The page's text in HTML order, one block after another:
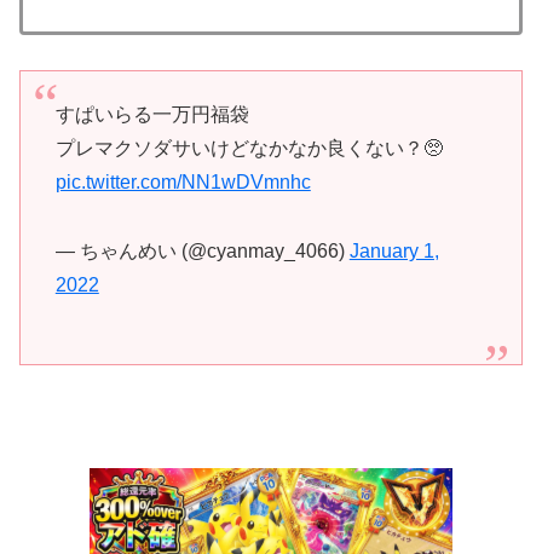
すぱいらる一万円福袋
プレマクソダサいけどなかなか良くない？🥺
pic.twitter.com/NN1wDVmnhc
— ちゃんめい (@cyanmay_4066) January 1,
2022